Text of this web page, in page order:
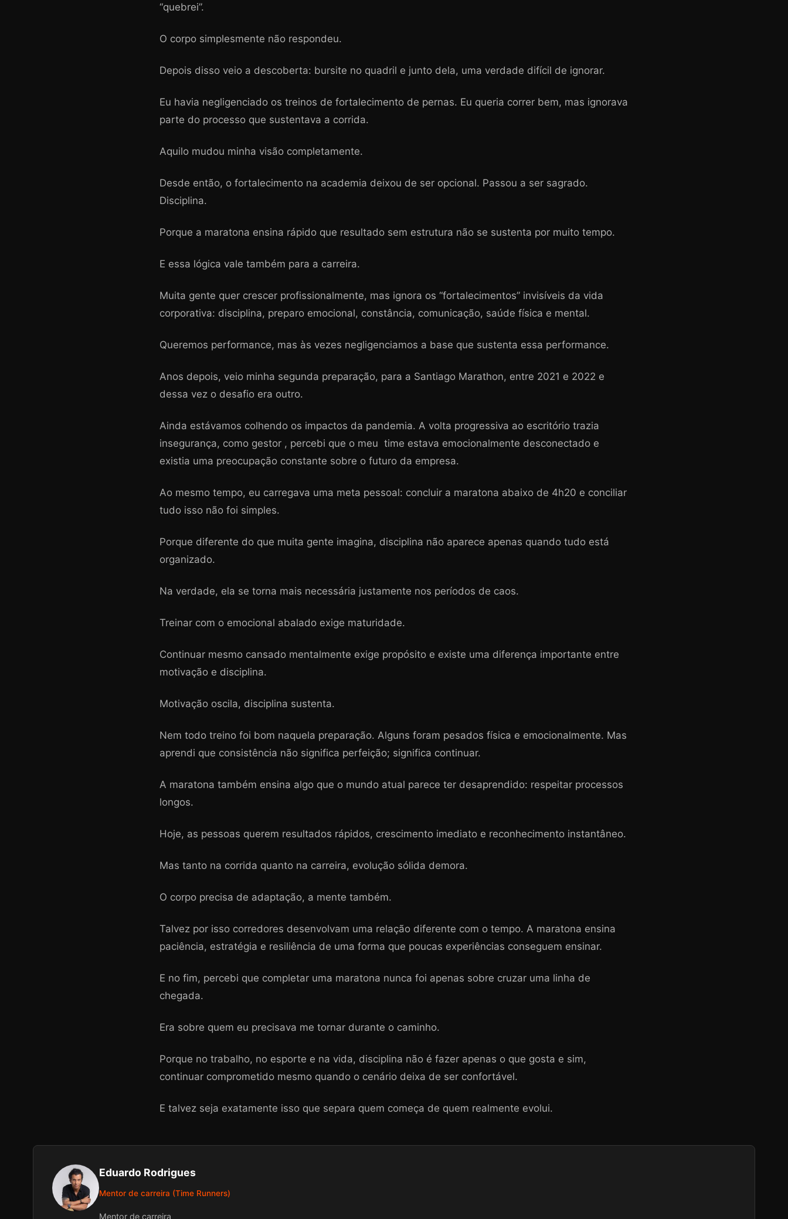
“quebrei”.
O corpo simplesmente não respondeu.
Depois disso veio a descoberta: bursite no quadril e junto dela, uma verdade difícil de ignorar.
Eu havia negligenciado os treinos de fortalecimento de pernas. Eu queria correr bem, mas ignorava
parte do processo que sustentava a corrida.
Aquilo mudou minha visão completamente.
Desde então, o fortalecimento na academia deixou de ser opcional. Passou a ser sagrado.
Disciplina.
Porque a maratona ensina rápido que resultado sem estrutura não se sustenta por muito tempo.
E essa lógica vale também para a carreira.
Muita gente quer crescer profissionalmente, mas ignora os “fortalecimentos” invisíveis da vida
corporativa: disciplina, preparo emocional, constância, comunicação, saúde física e mental.
Queremos performance, mas às vezes negligenciamos a base que sustenta essa performance.
Anos depois, veio minha segunda preparação, para a Santiago Marathon, entre 2021 e 2022 e
dessa vez o desafio era outro.
Ainda estávamos colhendo os impactos da pandemia. A volta progressiva ao escritório trazia
insegurança, como gestor , percebi que o meu time estava emocionalmente desconectado e
existia uma preocupação constante sobre o futuro da empresa.
Ao mesmo tempo, eu carregava uma meta pessoal: concluir a maratona abaixo de 4h20 e conciliar
tudo isso não foi simples.
Porque diferente do que muita gente imagina, disciplina não aparece apenas quando tudo está
organizado.
Na verdade, ela se torna mais necessária justamente nos períodos de caos.
Treinar com o emocional abalado exige maturidade.
Continuar mesmo cansado mentalmente exige propósito e existe uma diferença importante entre
motivação e disciplina.
Motivação oscila, disciplina sustenta.
Nem todo treino foi bom naquela preparação. Alguns foram pesados física e emocionalmente. Mas
aprendi que consistência não significa perfeição; significa continuar.
A maratona também ensina algo que o mundo atual parece ter desaprendido: respeitar processos
longos.
Hoje, as pessoas querem resultados rápidos, crescimento imediato e reconhecimento instantâneo.
Mas tanto na corrida quanto na carreira, evolução sólida demora.
O corpo precisa de adaptação, a mente também.
Talvez por isso corredores desenvolvam uma relação diferente com o tempo. A maratona ensina
paciência, estratégia e resiliência de uma forma que poucas experiências conseguem ensinar.
E no fim, percebi que completar uma maratona nunca foi apenas sobre cruzar uma linha de
chegada.
Era sobre quem eu precisava me tornar durante o caminho.
Porque no trabalho, no esporte e na vida, disciplina não é fazer apenas o que gosta e sim,
continuar comprometido mesmo quando o cenário deixa de ser confortável.
E talvez seja exatamente isso que separa quem começa de quem realmente evolui.
Eduardo Rodrigues
Mentor de carreira (Time Runners)
Mentor de carreira